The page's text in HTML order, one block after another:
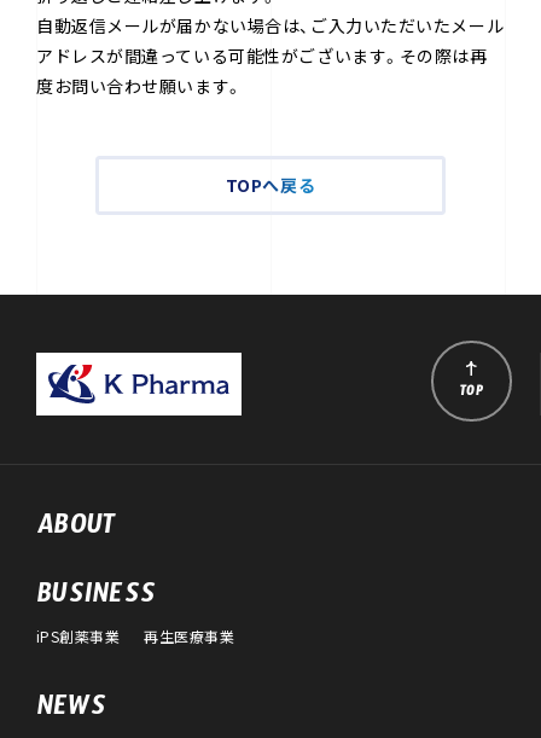
自動返信メールが届かない場合は、ご入力いただいたメール
アドレスが間違っている可能性がございます。 その際は再
度お問い合わせ願います。
TOPへ戻る
ABOUT
BUSINESS
iPS創薬事業 再生医療事業
NEWS
TOP